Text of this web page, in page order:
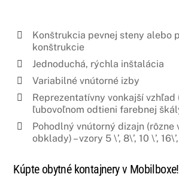
Konštrukcia pevnej steny alebo
konštrukcie
Jednoduchá, rýchla inštalácia
Variabilné vnútorné izby
Reprezentatívny vonkajší vzhľad
ľubovoľnom odtieni farebnej
Pohodlný vnútorný dizajn (rôzne
obklady) – vzory 5 \’, 8\’, 10 \’,
Kúpte obytné kontajnery v Mobilboxe!